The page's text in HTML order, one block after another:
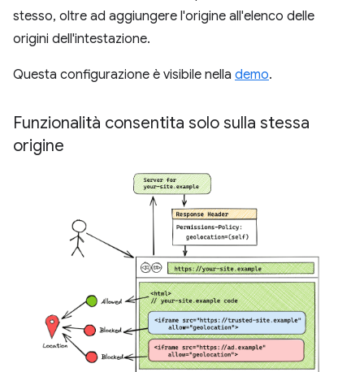
stesso, oltre ad aggiungere l'origine all'elenco delle
origini dell'intestazione.
Questa configurazione è visibile nella demo.
Funzionalità consentita solo sulla stessa
origine